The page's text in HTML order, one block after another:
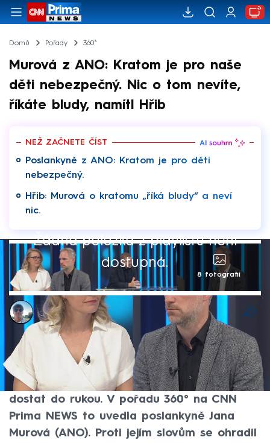
Domů Pořady 360°
Murová z ANO: Kratom je pro naše
děti nebezpečný. Nic o tom nevíte,
říkáte bludy, namítl Hřib
NEŽ ZAČNETE ČÍST
Poslankyně z ANO: Kratom je pro děti
nebezpečný.
Hřib: Murová o kratomu „říká bludy“ a neví
nic.
Žádná položka z playlistu není
dostupná.
8 fotografií
Kryštof Prchlík
1. čvn 2026, 23:27
Kratom je pro děti v Česku nebezpečný a
restrikce, které se ho týkají, by měly být
zpřísněny, aby se mladistvým nemohl
dostat do rukou. V pořadu 360° na CNN
Prima NEWS to uvedla poslankyně Jana
Murová (ANO). Proti jejím slovům se ohradil